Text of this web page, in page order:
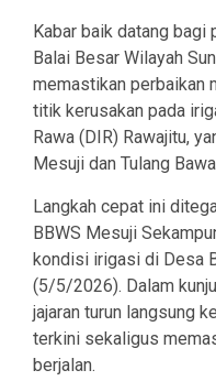
Kabar baik datang bagi
Balai Besar Wilayah
memastikan perbaikan
titik kerusakan pada
Rawa (DIR) Rawajitu,
Mesuji dan Tulang
Langkah cepat ini
BBWS Mesuji
kondisi irigasi di Desa
(5/5/2026). Dalam
jajaran turun langsung
terkini sekaligus
berjalan.